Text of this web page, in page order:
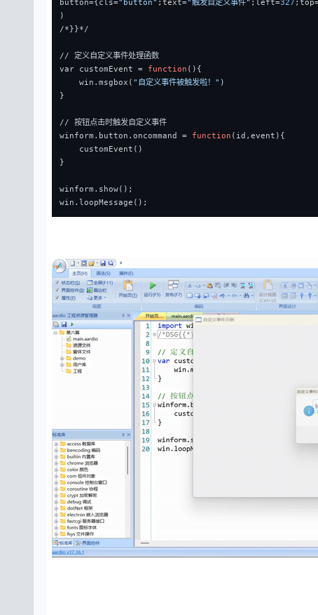
)
/*}}*/
// 定义自定义事件处理函数
var customEvent = function () {
win.msgbox( "自定义事件被触发啦！" )
}
// 按钮点击时触发自定义事件
winform.button.oncommand = function (id,event) {
customEvent()
}
winform.show();
win.loopMessage();